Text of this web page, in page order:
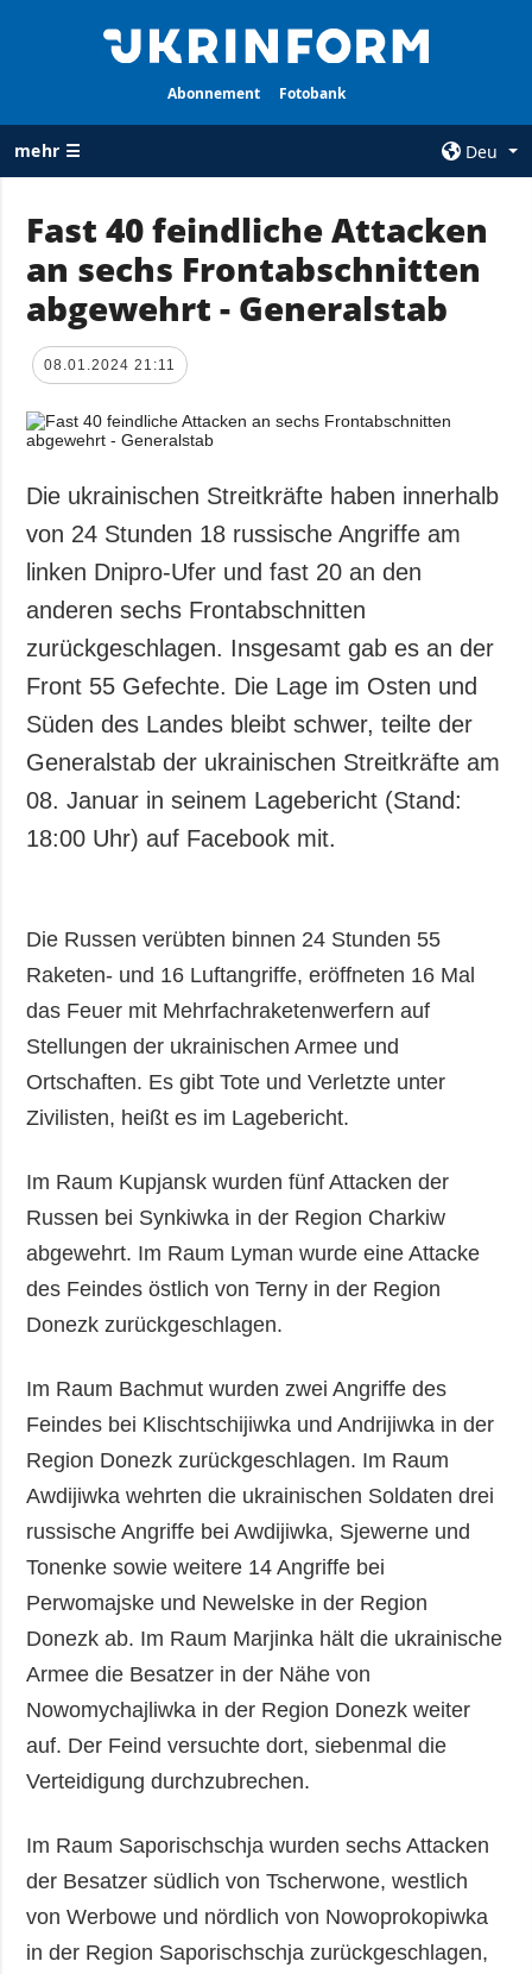
Abonnement Fotobank
mehr ☰
Deu
ALLE
RUBRIKEN
Krieg
Wiederaufbau
Politik
Militär
Gesellschaft und
Kultur
Sport
Kriminalität
Notstand und
Notfälle
AGENTUR
Über uns
Politik zur
personenbezogener
ZUSÄTZLICH
Veröffentlichungen
Interview
LEISTUNGEN
Abonnement
Fotobank
Fast 40 feindliche Attacken
an sechs Frontabschnitten
abgewehrt - Generalstab
08.01.2024 21:11
Die ukrainischen Streitkräfte haben innerhalb
von 24 Stunden 18 russische Angriffe am
linken Dnipro-Ufer und fast 20 an den
anderen sechs Frontabschnitten
zurückgeschlagen. Insgesamt gab es an der
Front 55 Gefechte. Die Lage im Osten und
Süden des Landes bleibt schwer, teilte der
Generalstab der ukrainischen Streitkräfte am
08. Januar in seinem Lagebericht (Stand:
18:00 Uhr) auf Facebook mit.
Die Russen verübten binnen 24 Stunden 55
Raketen- und 16 Luftangriffe, eröffneten 16 Mal
das Feuer mit Mehrfachraketenwerfern auf
Stellungen der ukrainischen Armee und
Ortschaften. Es gibt Tote und Verletzte unter
Zivilisten, heißt es im Lagebericht.
Im Raum Kupjansk wurden fünf Attacken der
Russen bei Synkiwka in der Region Charkiw
abgewehrt. Im Raum Lyman wurde eine Attacke
des Feindes östlich von Terny in der Region
Donezk zurückgeschlagen.
Im Raum Bachmut wurden zwei Angriffe des
Feindes bei Klischtschijiwka und Andrijiwka in der
Region Donezk zurückgeschlagen. Im Raum
Awdijiwka wehrten die ukrainischen Soldaten drei
russische Angriffe bei Awdijiwka, Sjewerne und
Tonenke sowie weitere 14 Angriffe bei
Perwomajske und Newelske in der Region
Donezk ab. Im Raum Marjinka hält die ukrainische
Armee die Besatzer in der Nähe von
Nowomychajliwka in der Region Donezk weiter
auf. Der Feind versuchte dort, siebenmal die
Verteidigung durchzubrechen.
Im Raum Saporischschja wurden sechs Attacken
der Besatzer südlich von Tscherwone, westlich
von Werbowe und nördlich von Nowoprokopiwka
in der Region Saporischschja zurückgeschlagen,